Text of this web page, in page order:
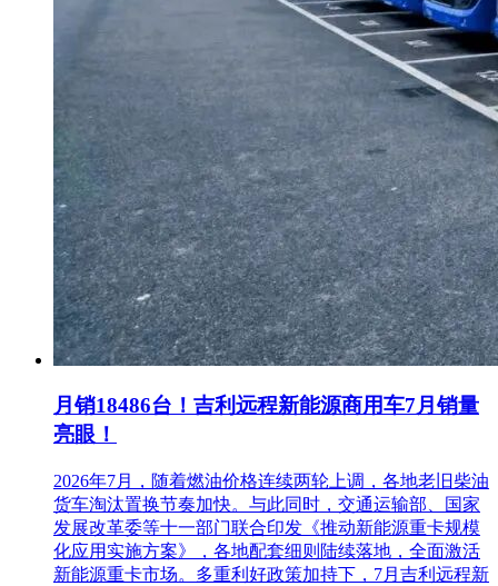
月销18486台！吉利远程新能源商用车7月销量
亮眼！
2026年7月，随着燃油价格连续两轮上调，各地老旧柴油
货车淘汰置换节奏加快。与此同时，交通运输部、国家
发展改革委等十一部门联合印发《推动新能源重卡规模
化应用实施方案》，各地配套细则陆续落地，全面激活
新能源重卡市场。多重利好政策加持下，7月吉利远程新